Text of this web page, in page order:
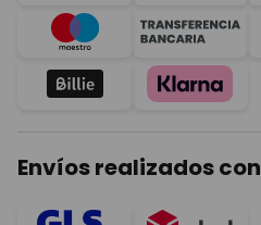
Envíos realizados con